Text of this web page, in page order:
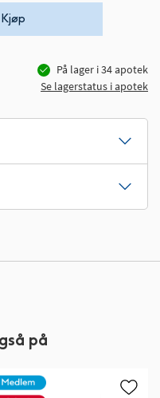
Kjøp
På lager i34apotek
Se lagerstatus i apotek
på